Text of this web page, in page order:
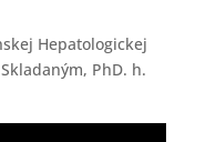
Hepatologickej
PhD. h.